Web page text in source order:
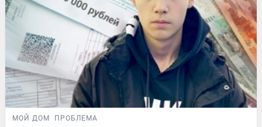
МОЙ ДОМ ПРОБЛЕМА